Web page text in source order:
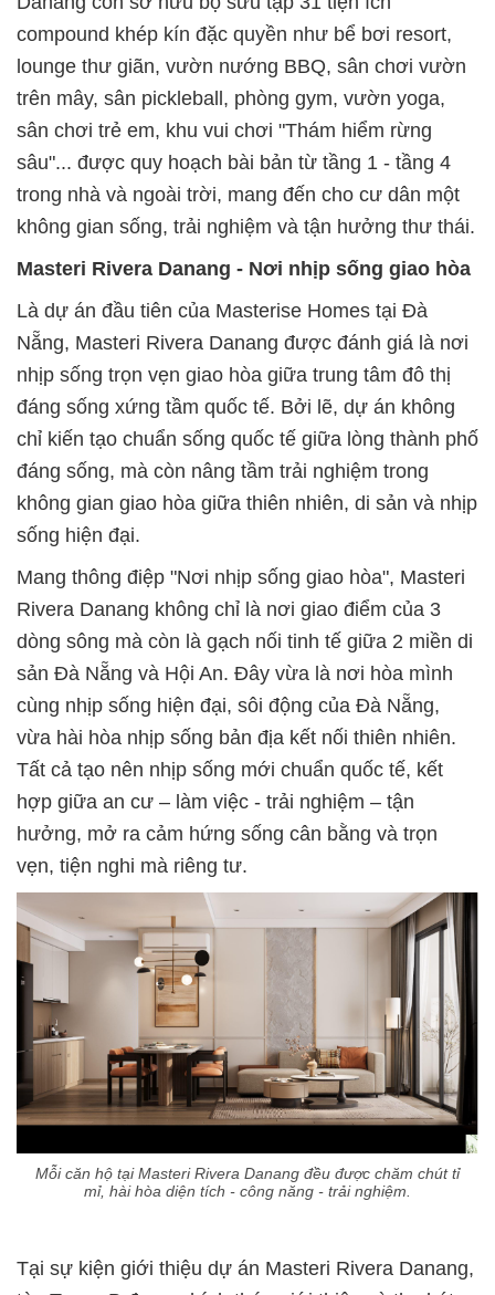
compound khép kín đặc quyền như bể bơi resort,
lounge thư giãn, vườn nướng BBQ, sân chơi vườn
trên mây, sân pickleball, phòng gym, vườn yoga,
sân chơi trẻ em, khu vui chơi "Thám hiểm rừng
sâu"... được quy hoạch bài bản từ tầng 1 - tầng 4
trong nhà và ngoài trời, mang đến cho cư dân một
không gian sống, trải nghiệm và tận hưởng thư thái.
Masteri Rivera Danang - Nơi nhịp sống giao hòa
Là dự án đầu tiên của Masterise Homes tại Đà
Nẵng, Masteri Rivera Danang được đánh giá là nơi
nhịp sống trọn vẹn giao hòa giữa trung tâm đô thị
đáng sống xứng tầm quốc tế. Bởi lẽ, dự án không
chỉ kiến tạo chuẩn sống quốc tế giữa lòng thành phố
đáng sống, mà còn nâng tầm trải nghiệm trong
không gian giao hòa giữa thiên nhiên, di sản và nhịp
sống hiện đại.
Mang thông điệp "Nơi nhịp sống giao hòa", Masteri
Rivera Danang không chỉ là nơi giao điểm của 3
dòng sông mà còn là gạch nối tinh tế giữa 2 miền di
sản Đà Nẵng và Hội An. Đây vừa là nơi hòa mình
cùng nhịp sống hiện đại, sôi động của Đà Nẵng,
vừa hài hòa nhịp sống bản địa kết nối thiên nhiên.
Tất cả tạo nên nhịp sống mới chuẩn quốc tế, kết
hợp giữa an cư – làm việc - trải nghiệm – tận
hưởng, mở ra cảm hứng sống cân bằng và trọn
vẹn, tiện nghi mà riêng tư.
Mỗi căn hộ tại Masteri Rivera Danang đều được chăm chút tỉ
mỉ, hài hòa diện tích - công năng - trải nghiệm.
Tại sự kiện giới thiệu dự án Masteri Rivera Danang,